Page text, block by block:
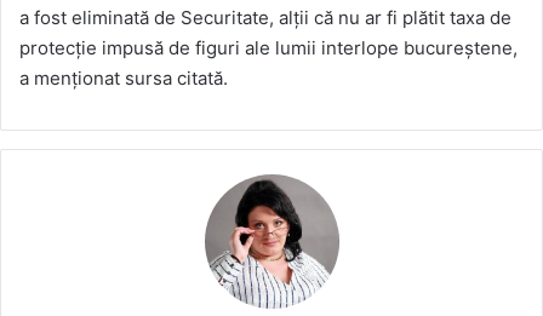
a fost eliminată de Securitate, alţii că nu ar fi plătit taxa de
protecţie impusă de figuri ale lumii interlope bucureştene,
a menţionat sursa citată.